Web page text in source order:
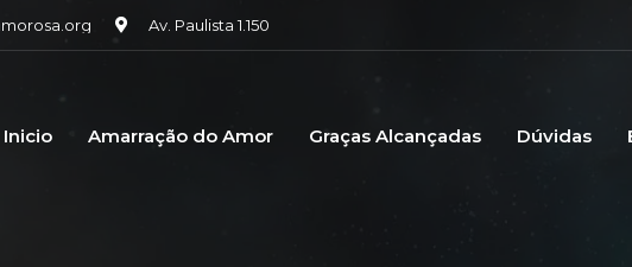
Av. Paulista 1.150
Inicio Amarração do Amor Graças Alcançadas Dúvidas